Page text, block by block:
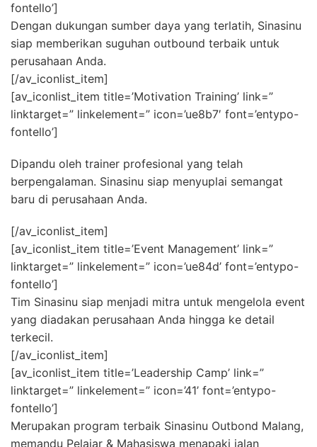
fontello’]
Dengan dukungan sumber daya yang terlatih, Sinasinu
siap memberikan suguhan outbound terbaik untuk
perusahaan Anda.
[/av_iconlist_item]
[av_iconlist_item title=’Motivation Training’ link=”
linktarget=” linkelement=” icon=’ue8b7′ font=’entypo-
fontello’]
Dipandu oleh trainer profesional yang telah
berpengalaman. Sinasinu siap menyuplai semangat
baru di perusahaan Anda.
[/av_iconlist_item]
[av_iconlist_item title=’Event Management’ link=”
linktarget=” linkelement=” icon=’ue84d’ font=’entypo-
fontello’]
Tim Sinasinu siap menjadi mitra untuk mengelola event
yang diadakan perusahaan Anda hingga ke detail
terkecil.
[/av_iconlist_item]
[av_iconlist_item title=’Leadership Camp’ link=”
linktarget=” linkelement=” icon=’41’ font=’entypo-
fontello’]
Merupakan program terbaik Sinasinu Outbond Malang,
memandu Pelajar & Mahasiswa menapaki jalan